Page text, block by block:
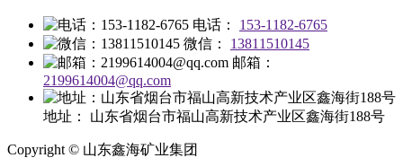
电话：
153-1182-6765
微信：
13811510145
邮箱：
2199614004@qq.com
地址： 山东省烟台市福山高新技术产业区鑫海街188号
Copyright © 山东鑫海矿业集团